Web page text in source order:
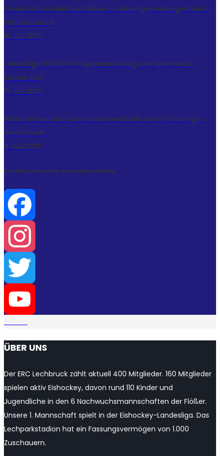
Florian Simon bleibt ein Flößer – Verteidiger verlängert beim
ERC Lechbruck
15. Juli 2026
Landesliga 2026/27: Gruppeneinteilung und Spielmodus
stehen fest
13. Juli 2026
Niklas Helmer und Luca Roldan wechseln vom EC Peiting zu
den Flößern
4. Juli 2026
Der ERC Lechbruck in den Sozialen Medien
Facebook
Instagram
Twitter
ÜBER UNS
Der ERC Lechbruck zählt aktuell 400 Mitglieder. 160 Mitglieder
spielen aktiv Eishockey, davon rund 110 Kinder und
Jugendliche in den 6 Nachwuchsmannschaften der Flößer.
Unsere 1. Mannschaft spielt in der Eishockey-Landesliga. Das
Lechparkstadion hat ein Fassungsvermögen von 1.000
Zuschauern.